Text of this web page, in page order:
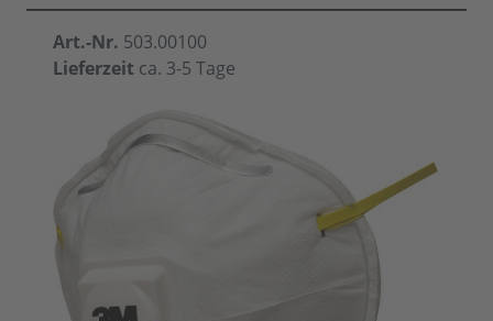
Art.-Nr. 503.00100
Lieferzeit ca. 3-5 Tage